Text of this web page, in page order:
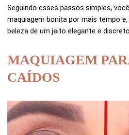
Seguindo esses passos simples,
maquiagem bonita por mais tempo
beleza de um jeito elegante e
MAQUIAGEM
CAÍDOS